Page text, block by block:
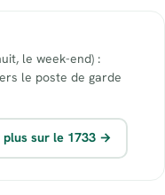
le week-end) :
le poste de garde
plus sur le 1733 →